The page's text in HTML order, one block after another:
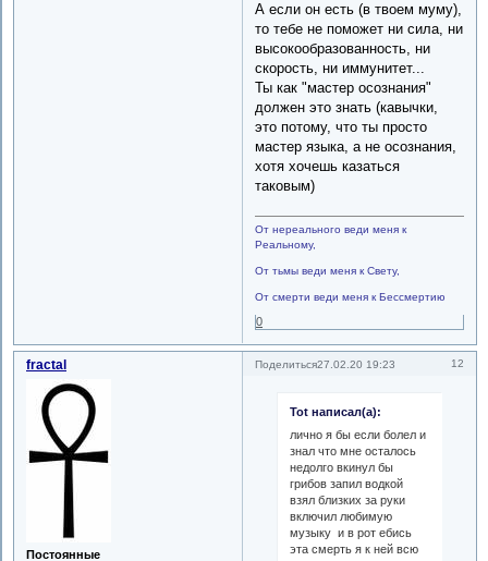
А если он есть (в твоем муму),
то тебе не поможет ни сила, ни
высокообразованность, ни
скорость, ни иммунитет...
Ты как "мастер осознания"
должен это знать (кавычки,
это потому, что ты просто
мастер языка, а не осознания,
хотя хочешь казаться
таковым)
От нереального веди меня к
Реальному,
От тьмы веди меня к Свету,
От смерти веди меня к Бессмертию
0
Поделиться 12
27.02.20 19:23
fractal
Постоянные
Tot написал(а):
лично я бы если болел и
знал что мне осталось
недолго вкинул бы
грибов запил водкой
взял близких за руки
включил любимую
музыку и в рот ебись
эта смерть я к ней всю